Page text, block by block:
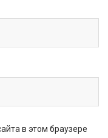
в этом браузере